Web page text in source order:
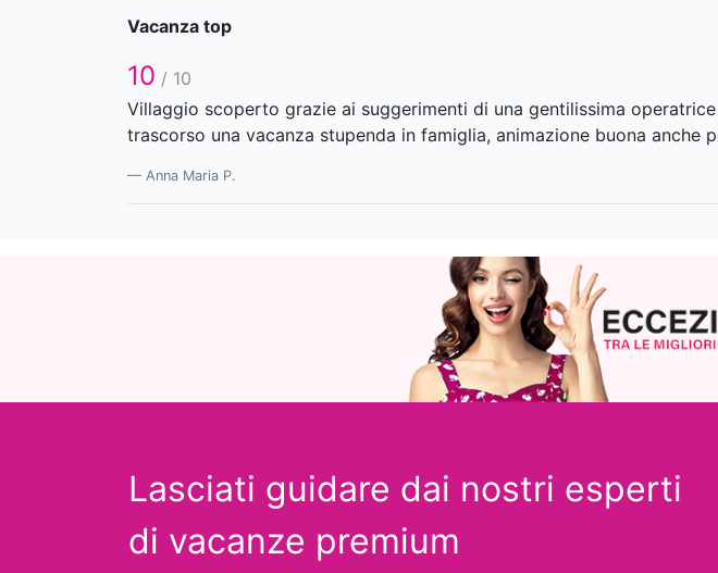
Vacanza top
10 / 10
Villaggio scoperto grazie ai suggerimenti di una gentilissima
trascorso una vacanza stupenda in famiglia, animazione buona anche
Anna Maria P.
Lasciati guidare dai nostri esperti
di vacanze premium